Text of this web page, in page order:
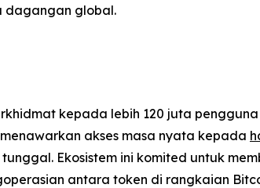
dagangan global.
kepada lebih 120 juta
akses masa nyata kepada
Ekosistem ini komited untuk
antara token di rangkaian